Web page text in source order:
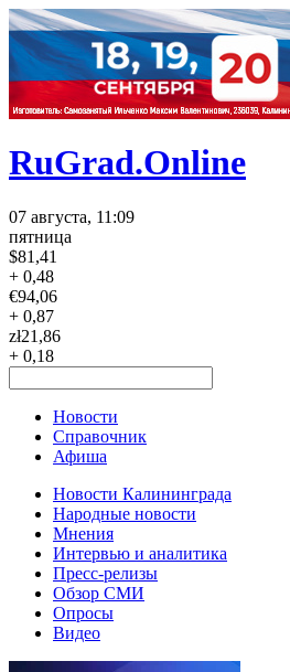
RuGrad.Online
07 августа, 11:09
пятница
$81,41
+ 0,48
€94,06
+ 0,87
zł21,86
+ 0,18
Новости
Справочник
Афиша
Новости Калининграда
Народные новости
Мнения
Интервью и аналитика
Пресс-релизы
Обзор СМИ
Опросы
Видео